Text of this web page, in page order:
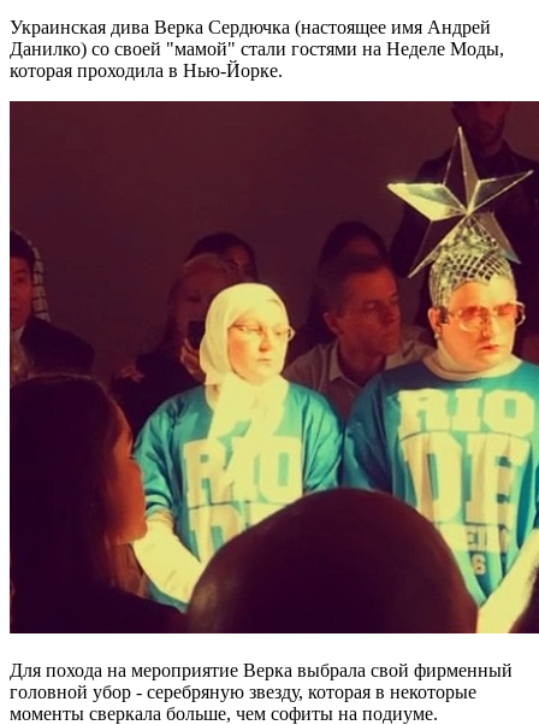
Украинская дива Верка Сердючка (настоящее имя Андрей
Данилко) со своей "мамой" стали гостями на Неделе Моды,
которая проходила в Нью-Йорке.
Для похода на мероприятие Верка выбрала свой фирменный
головной убор - серебряную звезду, которая в некоторые
моменты сверкала больше, чем софиты на подиуме.